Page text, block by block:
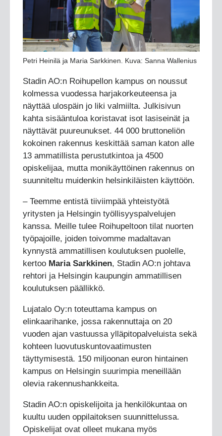
Petri Heinilä ja Maria Sarkkinen. Kuva: Sanna Wallenius
Stadin AO:n Roihupellon kampus on noussut
kolmessa vuodessa harjakorkeuteensa ja
näyttää ulospäin jo liki valmiilta. Julkisivun
kahta sisääntuloa koristavat isot lasiseinät ja
näyttävät puureunukset. 44 000 bruttoneliön
kokoinen rakennus keskittää saman katon alle
13 ammatillista perustutkintoa ja 4500
opiskelijaa, mutta monikäyttöinen rakennus on
suunniteltu muidenkin helsinkiläisten käyttöön.
– Teemme entistä tiiviimpää yhteistyötä
yritysten ja Helsingin työllisyyspalvelujen
kanssa. Meille tulee Roihupeltoon tilat nuorten
työpajoille, joiden toivomme madaltavan
kynnystä ammatillisen koulutuksen puolelle,
kertoo Maria Sarkkinen, Stadin AO:n johtava
rehtori ja Helsingin kaupungin ammatillisen
koulutuksen päällikkö.
Lujatalo Oy:n toteuttama kampus on
elinkaarihanke, jossa rakennuttaja on 20
vuoden ajan vastuussa ylläpitopalveluista sekä
kohteen luovutuskuntovaatimusten
täyttymisestä. 150 miljoonan euron hintainen
kampus on Helsingin suurimpia meneillään
olevia rakennushankkeita.
Stadin AO:n opiskelijoita ja henkilökuntaa on
kuultu uuden oppilaitoksen suunnittelussa.
Opiskelijat ovat olleet mukana myös